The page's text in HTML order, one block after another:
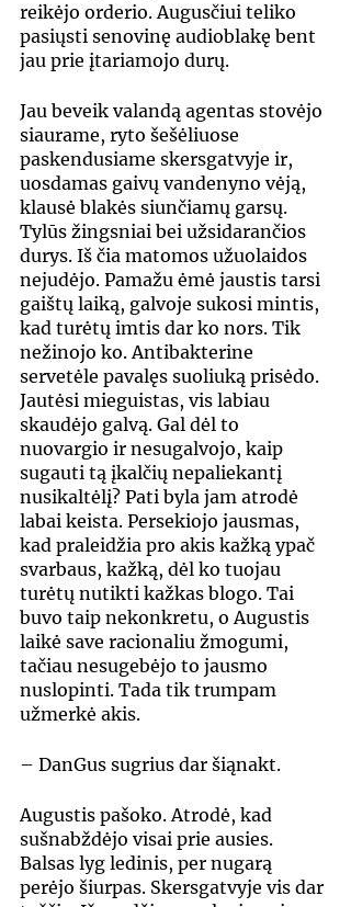
reikėjo orderio. Augusčiui teliko
pasiųsti senovinę audioblakę bent
jau prie įtariamojo durų.
Jau beveik valandą agentas stovėjo
siaurame, ryto šešėliuose
paskendusiame skersgatvyje ir,
uosdamas gaivų vandenyno vėją,
klausė blakės siunčiamų garsų.
Tylūs žingsniai bei užsidarančios
durys. Iš čia matomos užuolaidos
nejudėjo. Pamažu ėmė jaustis tarsi
gaištų laiką, galvoje sukosi mintis,
kad turėtų imtis dar ko nors. Tik
nežinojo ko. Antibakterine
servetėle pavalęs suoliuką prisėdo.
Jautėsi mieguistas, vis labiau
skaudėjo galvą. Gal dėl to
nuovargio ir nesugalvojo, kaip
sugauti tą įkalčių nepaliekantį
nusikaltėlį? Pati byla jam atrodė
labai keista. Persekiojo jausmas,
kad praleidžia pro akis kažką ypač
svarbaus, kažką, dėl ko tuojau
turėtų nutikti kažkas blogo. Tai
buvo taip nekonkretu, o Augustis
laikė save racionaliu žmogumi,
tačiau nesugebėjo to jausmo
nuslopinti. Tada tik trumpam
užmerkė akis.
– DanGus sugrius dar šiąnakt.
Augustis pašoko. Atrodė, kad
sušnabždėjo visai prie ausies.
Balsas lyg ledinis, per nugarą
perėjo šiurpas. Skersgatvyje vis dar